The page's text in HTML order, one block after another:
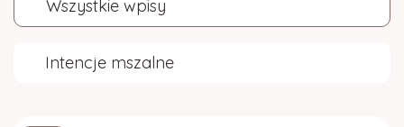
Wszystkie wpisy
Intencje mszalne